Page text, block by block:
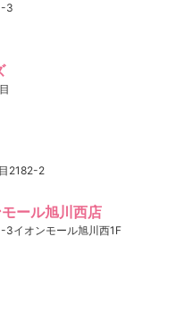
3
2182-2
ール旭川西店
イオンモール旭川西1F